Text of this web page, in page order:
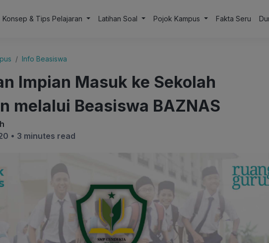
Konsep & Tips Pelajaran Latihan Soal Pojok Kampus Fakta Seru
Info Beasiswa
Impian Masuk ke Sekolah
melalui Beasiswa BAZNAS
• 3 minutes read